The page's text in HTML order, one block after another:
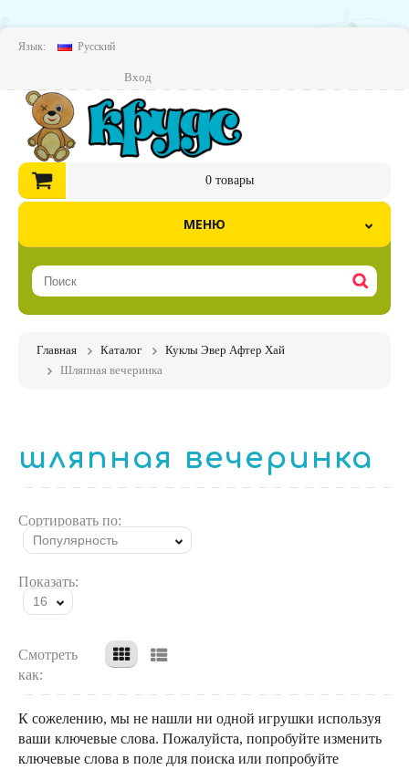
Язык: Русский
Вход
0товары
МЕНЮ
Главная Каталог
Куклы Эвер Афтер Хай
Шляпная вечеринка
шляпная вечеринка
Сортировать по:
Популярность
Показать:
16
Смотреть
как:
К сожелению, мы не нашли ни одной игрушки используя
ваши ключевые слова. Пожалуйста, попробуйте изменить
ключевые слова в поле для поиска или попробуйте